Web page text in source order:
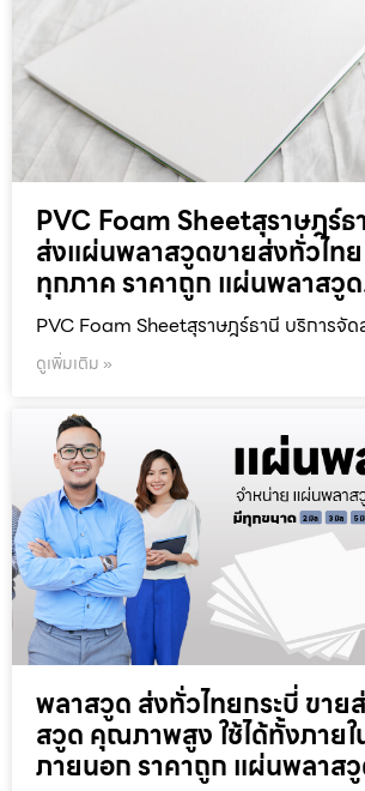
PVC Foam Sheetสุราษฎร์ธ
ส่งแผ่นพลาสวูดขายส่งทั่วไท
ทุกภาค ราคาถูก แผ่นพลาสวู
PVC Foam Sheetสุราษฎร์ธานี บริการจัด
ดูเพิ่มเติม »
พลาสวูด ส่งทั่วไทยกระบี่ ขา
สวูด คุณภาพสูง ใช้ได้ทั้งภายใ
ภายนอก ราคาถูก แผ่นพลาส